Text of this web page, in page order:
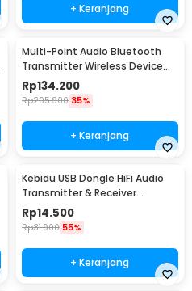
+ Keranjang
Multi-Point Audio Bluetooth
Transmitter Wireless Device
Connector - H-366T
Rp134.200
Rp205.900 35%
+ Keranjang
Kebidu USB Dongle HiFi Audio
Transmitter & Receiver
Bluetooth 5.0 - KN320
Rp14.500
Rp31.900 55%
+ Keranjang